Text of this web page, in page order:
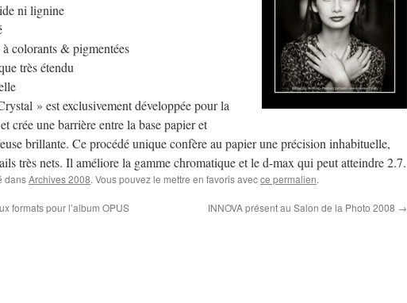
ni lignine
colorants & pigmentées
très étendu
» est exclusivement développée pour la
crée une barrière entre la base papier et
brillante. Ce procédé unique confère au papier une précision inhabituelle,
très nets. Il améliore la gamme chromatique et le d-max qui peut atteindre 2.7.
dansArchives 2008. Vous pouvez le mettre en favoris avecce permalien.
formats pour l’album OPUS INNOVA présent au Salon de la Photo 2008 →